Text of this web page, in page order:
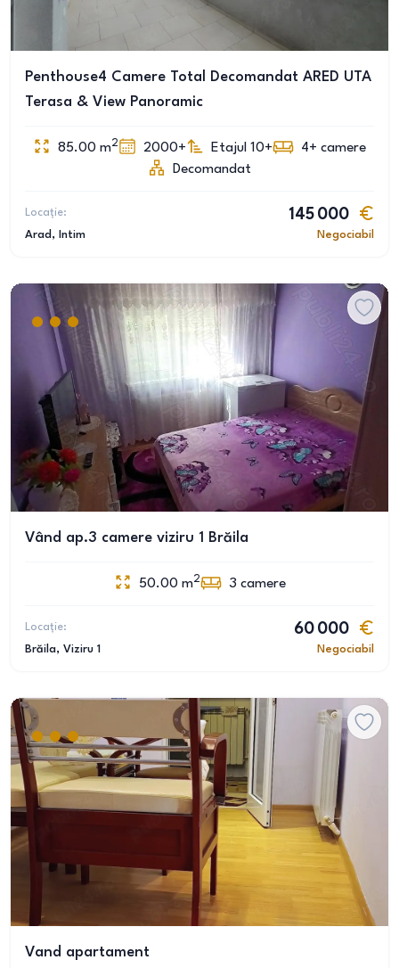
Penthouse4 Camere Total Decomandat ARED UTA
Terasa & View Panoramic
85.00 m2 2000+ Etajul 10+ 4+ camere
Decomandat
Locație:
Arad , Intim
145 000
Negociabil
Vând ap.3 camere viziru 1 Brăila
50.00 m2 3 camere
Locație:
Brăila, Viziru 1
60 000
Negociabil
Vand apartament